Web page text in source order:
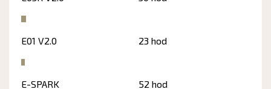
E01 V2.0 23 hod
E-SPARK 52 hod